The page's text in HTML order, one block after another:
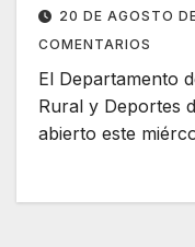
20 DE AGOSTO
COMENTARIOS
El Departamento
Rural y Deportes
abierto este